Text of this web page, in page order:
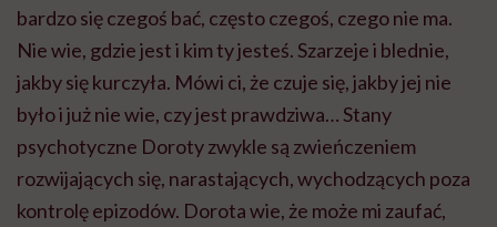
bardzo się czegoś bać, często czegoś, czego nie ma.
Nie wie, gdzie jest i kim ty jesteś. Szarzeje i blednie,
jakby się kurczyła. Mówi ci, że czuje się, jakby jej nie
było i już nie wie, czy jest prawdziwa… Stany
psychotyczne Doroty zwykle są zwieńczeniem
rozwijających się, narastających, wychodzących poza
kontrolę epizodów. Dorota wie, że może mi zaufać,